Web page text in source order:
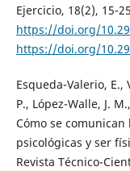
Ejercicio, 18(2), 15-
https://doi.org/
https://doi.org/
Esqueda-Valerio, E.,
P., López-Walle, J.
Cómo se
psicológicas y ser
Revista Técnico-